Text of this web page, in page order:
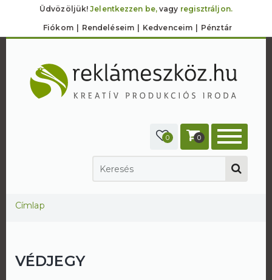
Üdvözöljük!Jelentkezzen be,vagy regisztráljon.
Fiókom Rendeléseim Kedvenceim Pénztár
0 0
Jelenlegi hely
Címlap
VÉDJEGY